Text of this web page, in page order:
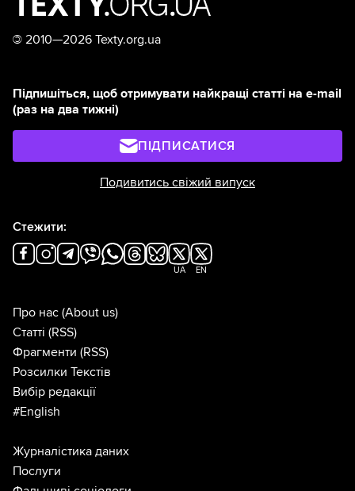
© 2010—2026 Texty.org.ua
Підпишіться, щоб отримувати найкращі статті на e-mail
(раз на два тижні)
ПІДПИСАТИСЯ
Подивитись свіжий випуск
Стежити:
UA EN
Про нас (About us)
Статті (RSS)
Фрагменти (RSS)
Розсилки Текстів
Вибір редакції
#English
Журналістика даних
Послуги